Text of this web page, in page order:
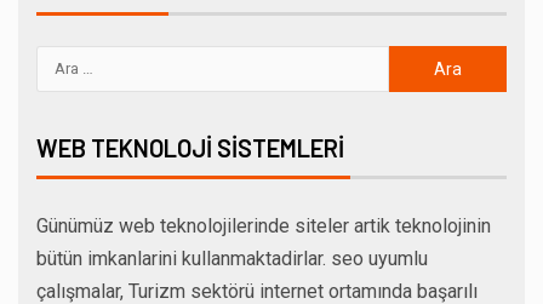
WEB TEKNOLOJI SISTEMLERI
Günümüz web teknolojilerinde siteler artik teknolojinin
bütün imkanlarini kullanmaktadirlar. seo uyumlu
çalışmalar, Turizm sektörü internet ortamında başarılı